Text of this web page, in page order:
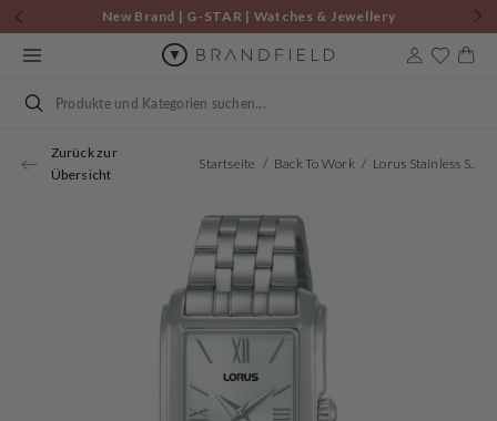
Zum
Inhalt
springen
New Brand | G-STAR | Watches & Jewellery
Suchen
Zurück zur
Übersicht
Startseite Back To Work Lorus Stainless Steel Women's Watch RRX71JX9